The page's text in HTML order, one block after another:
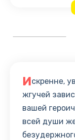
Искренне,
жгучей
вашей
всей души